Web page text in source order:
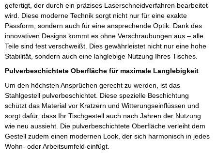
gefertigt, der durch ein präzises Laserschneidverfahren bearbeitet
wird. Diese moderne Technik sorgt nicht nur für eine exakte
Passform, sondern auch für eine ansprechende Optik. Dank des
innovativen Designs kommt es ohne Verschraubungen aus – alle
Teile sind fest verschweißt. Dies gewährleistet nicht nur eine hohe
Stabilität, sondern auch eine langlebige Nutzung Ihres Tisches.
Pulverbeschichtete Oberfläche für maximale Langlebigkeit
Um den höchsten Ansprüchen gerecht zu werden, ist das
Stahlgestell pulverbeschichtet. Diese spezielle Beschichtung
schützt das Material vor Kratzern und Witterungseinflüssen und
sorgt dafür, dass Ihr Tischgestell auch nach Jahren der Nutzung
wie neu aussieht. Die pulverbeschichtete Oberfläche verleiht dem
Gestell zudem einen modernen Look, der sich harmonisch in jedes
Wohn- oder Arbeitsumfeld einfügt.